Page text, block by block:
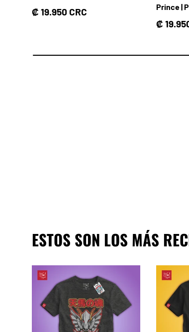
Precio normal
₡ 19.950 CRC
Prince |
Precio
₡
ESTOS SON LOS MÁS